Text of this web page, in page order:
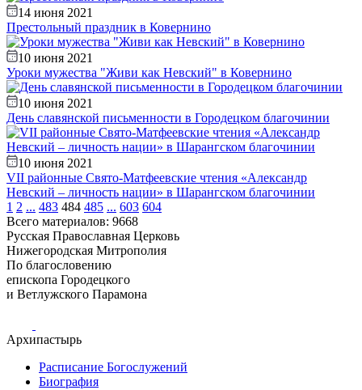
14 июня 2021
Престольный праздник в Ковернино
10 июня 2021
Уроки мужества "Живи как Невский" в Ковернино
10 июня 2021
День славянской письменности в Городецком благочинии
10 июня 2021
VII районные Свято-Матфеевские чтения «Александр
Невский – личность нации» в Шарангском благочинии
1 2 ... 483 484 485 ... 603 604
Всего материалов: 9668
Русская Православная Церковь
Нижегородская Митрополия
По благословению
епископа Городецкого
и Ветлужского Парамона
Архипастырь
Расписание Богослужений
Биография